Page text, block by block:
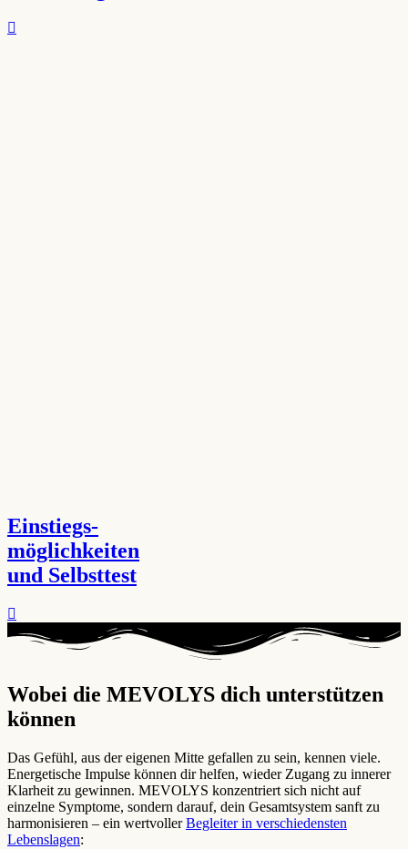
Einstiegs-
möglichkeiten
und Selbsttest
Wobei die MEVOLYS dich unterstützen
können ​
Das Gefühl, aus der eigenen Mitte gefallen zu sein, kennen viele.
Energetische Impulse können dir helfen, wieder Zugang zu innerer
Klarheit zu gewinnen. MEVOLYS konzentriert sich nicht auf
einzelne Symptome, sondern darauf, dein Gesamtsystem sanft zu
harmonisieren – ein wertvollerBegleiter in verschiedensten
Lebenslagen: